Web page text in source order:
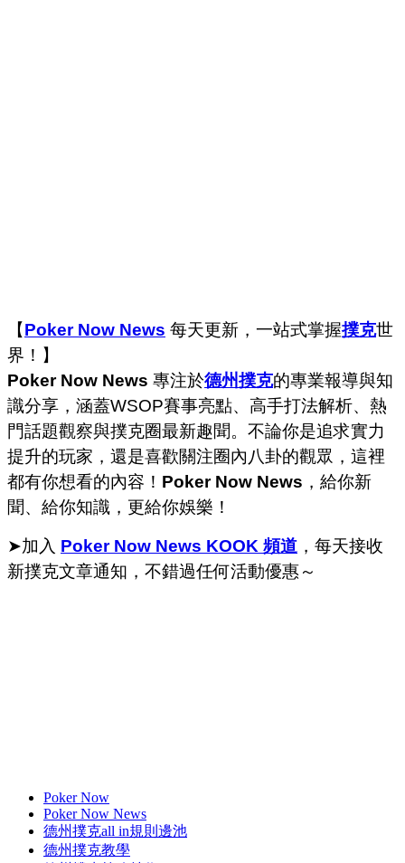
【Poker Now News 每天更新，一站式掌握撲克世
界！】
Poker Now News 專注於德州撲克的專業報導與知
識分享，涵蓋WSOP賽事亮點、高手打法解析、熱
門話題觀察與撲克圈最新趣聞。不論你是追求實力
提升的玩家，還是喜歡關注圈內八卦的觀眾，這裡
都有你想看的內容！ Poker Now News ，給你新
聞、給你知識，更給你娛樂！
➤加入 Poker Now News KOOK 頻道 ，每天接收
新撲克文章通知，不錯過任何活動優惠～
Poker Now
Poker Now News
德州撲克all in規則邊池
德州撲克教學